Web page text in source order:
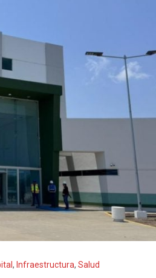
, Infraestructura, Salud